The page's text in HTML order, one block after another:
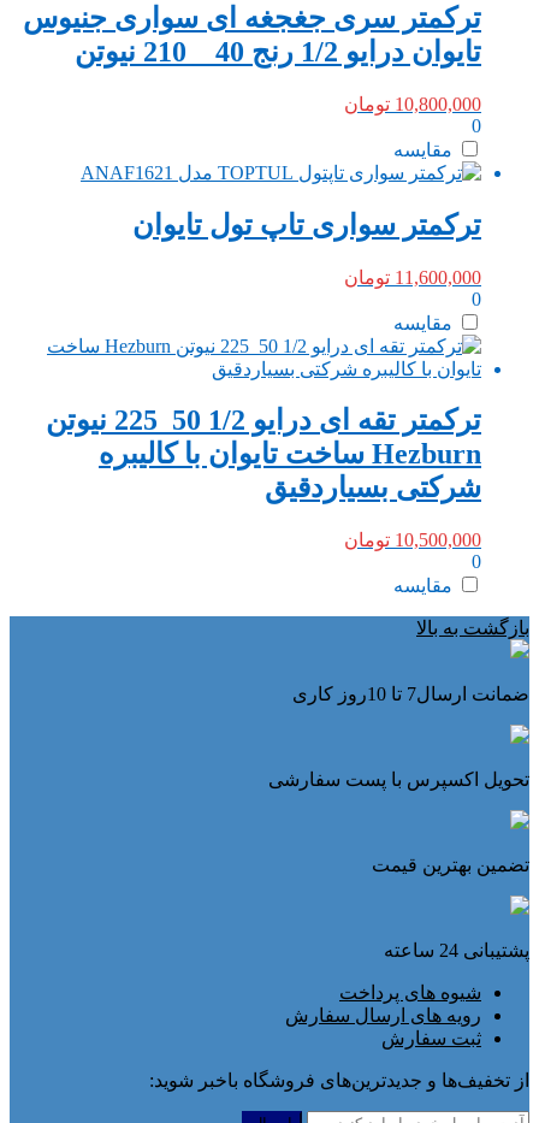
ترکمتر سری جغجغه ای سواری جنیوس
تایوان درایو 1/2 رنج 40 _ 210 نیوتن
10,800,000 تومان
0
مقایسه
ترکمتر سواری تاپ تول تایوان
11,600,000 تومان
0
مقایسه
ترکمتر تقه ای درایو 1/2 50_225 نیوتن
Hezburn ساخت تایوان با کالیبره
شرکتی بسیاردقیق
10,500,000 تومان
0
مقایسه
بازگشت به بالا
ضمانت ارسال7 تا 10روز کاری
تحویل اکسپرس با پست سفارشی
تضمین بهترین قیمت
پشتیبانی 24 ساعته
شیوه های پرداخت
رویه های ارسال سفارش
ثبت سفارش
از تخفیف‌ها و جدیدترین‌های فروشگاه باخبر شوید: